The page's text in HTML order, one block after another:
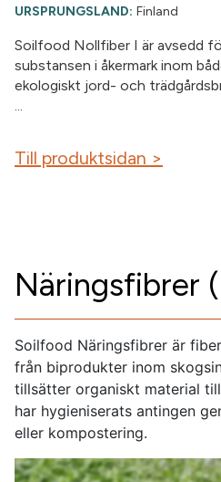
URSPRUNGSLAND: Finland
Soilfood Nollfiber I är avsedd
substansen i åkermark inom
ekologiskt jord- och
...
Till produktsidan >
Näringsfibrer
Soilfood Näringsfibrer är
från biprodukter inom
tillsätter organiskt material
har hygieniserats antingen
eller kompostering.